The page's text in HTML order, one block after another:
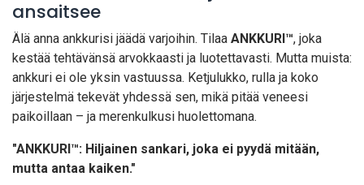
ansaitsee
Älä anna ankkurisi jäädä varjoihin. Tilaa ANKKURI™, joka
kestää tehtävänsä arvokkaasti ja luotettavasti. Mutta muista:
ankkuri ei ole yksin vastuussa. Ketjulukko, rulla ja koko
järjestelmä tekevät yhdessä sen, mikä pitää veneesi
paikoillaan – ja merenkulkusi huolettomana.
"ANKKURI™: Hiljainen sankari, joka ei pyydä mitään,
mutta antaa kaiken."